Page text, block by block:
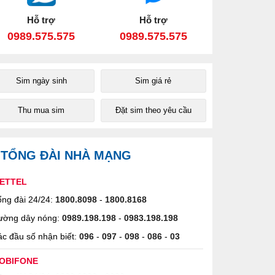
Hỗ trợ
0989.575.575
Hỗ trợ
0989.575.575
Sim ngày sinh Sim giá rẻ
Thu mua sim Đặt sim theo yêu cầu
TỔNG ĐÀI NHÀ MẠNG
đài 24/24: 1800.8098 - 1800.8168
dây nóng: 0989.198.198 - 0983.198.198
đầu số nhận biết: 096 - 097 - 098 - 086 - 03